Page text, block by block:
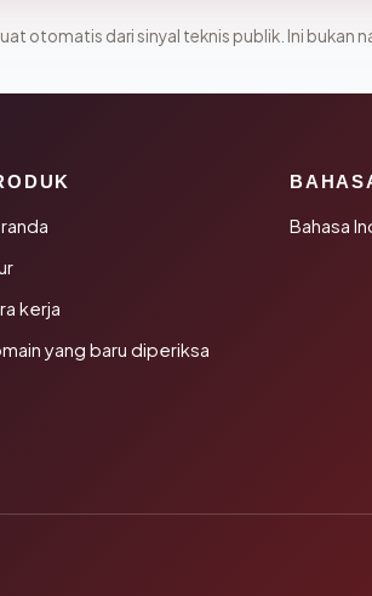
otomatis dari sinyal teknis publik. Ini bukan
kerja
yang baru diperiksa
Bahasa